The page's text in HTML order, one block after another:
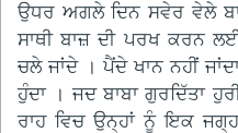
ਉਧਰ ਅਗਲੇ ਦਿਨ ਸਵੇਰ ਵੇਲੇ
ਸਾਥੀ ਬਾਜ਼ ਦੀ ਪਰਖ ਕਰਨ
ਚਲੇ ਜਾਂਦੇ । ਪੈਂਦੇ ਖਾਨ ਨਹੀਂ
ਹੁੰਦਾ । ਜਦ ਬਾਬਾ ਗੁਰਦਿੱਤਾ
ਰਾਹ ਵਿਚ ਉਨ੍ਹਾਂ ਨੂੰ ਇਕ